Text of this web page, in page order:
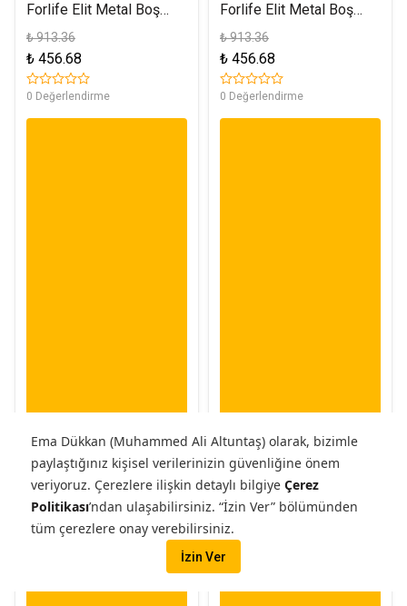
Ema Dükkan (Muhammed Ali Altuntaş) olarak, bizimle
paylaştığınız kişisel verilerinizin güvenliğine önem
veriyoruz. Çerezlere ilişkin detaylı bilgiye Çerez
Politikası’ndan ulaşabilirsiniz. “İzin Ver” bölümünden
tüm çerezlere onay verebilirsiniz.
İzin Ver
Forlife Elit Metal Boş
Spot Kasa Beyaz FL-
1902 B
₺ 913.36
₺ 456.68
0 Değerlendirme
Forlife Elit Metal Boş
Spot Kasa Siyah FL-
1902 S
₺ 913.36
₺ 456.68
0 Değerlendirme